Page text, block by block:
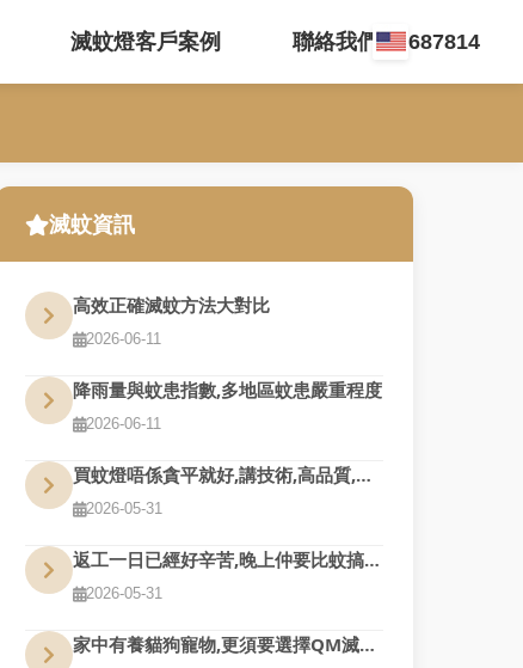
滅蚊燈客戶案例 聯絡我們 35687814
滅蚊資訊
高效正確滅蚊方法大對比
2026-06-11
降雨量與蚊患指數,多地區蚊患嚴重程度
2026-06-11
買蚊燈唔係貪平就好,講技術,高品質,夠耐用才是真的好用
2026-05-31
返工一日已經好辛苦,晚上仲要比蚊搞到訓唔好,QM幫到您
2026-05-31
家中有養貓狗寵物,更須要選擇QM滅蚊燈